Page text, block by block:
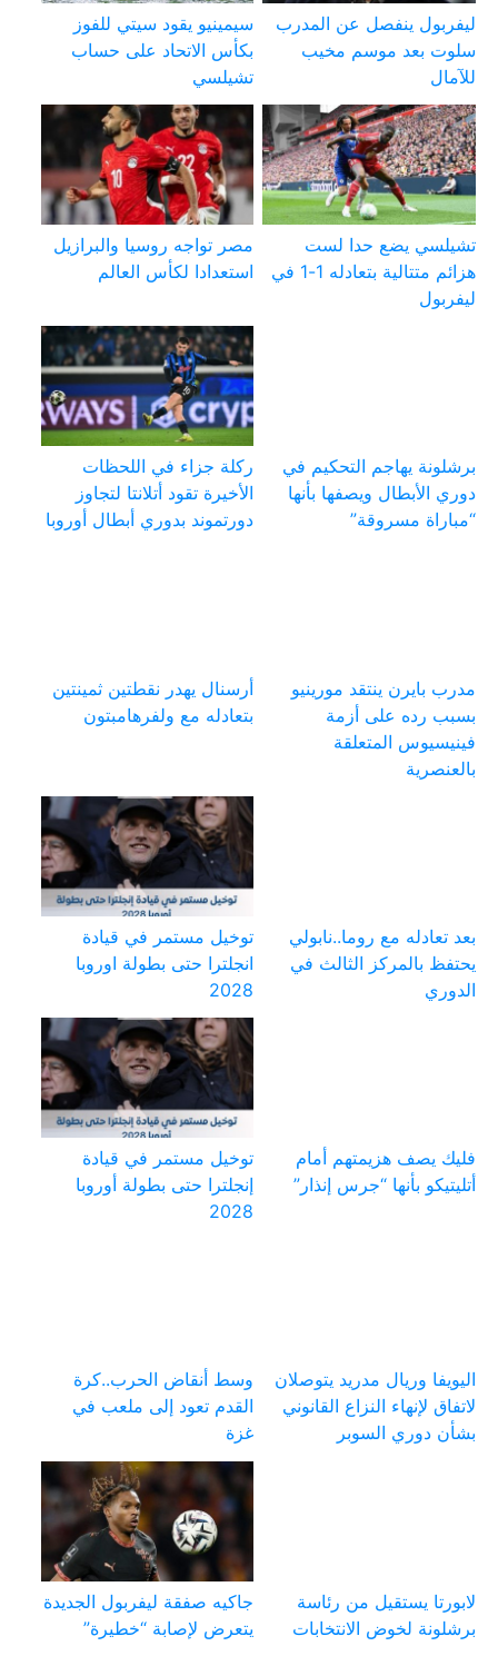
ليفربول ينفصل عن المدرب
سلوت بعد موسم مخيب
للآمال
سيمينيو يقود سيتي للفوز
بكأس الاتحاد على حساب
تشيلسي
تشيلسي يضع حدا لست
هزائم متتالية بتعادله 1-1 في
ليفربول
مصر تواجه روسيا والبرازيل
استعدادا لكأس العالم
برشلونة يهاجم التحكيم في
دوري الأبطال ويصفها بأنها
“مباراة مسروقة”
ركلة جزاء في اللحظات
الأخيرة تقود أتلانتا لتجاوز
دورتموند بدوري أبطال أوروبا
مدرب بايرن ينتقد مورينيو
بسبب رده على أزمة
فينيسيوس المتعلقة
بالعنصرية
أرسنال يهدر نقطتين ثمينتين
بتعادله مع ولفرهامبتون
بعد تعادله مع روما..نابولي
يحتفظ بالمركز الثالث في
الدوري
توخيل مستمر في قيادة
انجلترا حتى بطولة اوروبا
2028
فليك يصف هزيمتهم أمام
أتليتيكو بأنها “جرس إنذار”
توخيل مستمر في قيادة
إنجلترا حتى بطولة أوروبا
2028
اليويفا وريال مدريد يتوصلان
لاتفاق لإنهاء النزاع القانوني
بشأن دوري السوبر
وسط أنقاض الحرب..كرة
القدم تعود إلى ملعب في
غزة
لابورتا يستقيل من رئاسة
برشلونة لخوض الانتخابات
جاكيه صفقة ليفربول الجديدة
يتعرض لإصابة “خطيرة”